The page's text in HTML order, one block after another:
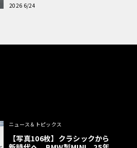
2026 6/24
ニュース＆トピックス
【写真106枚】クラシックから